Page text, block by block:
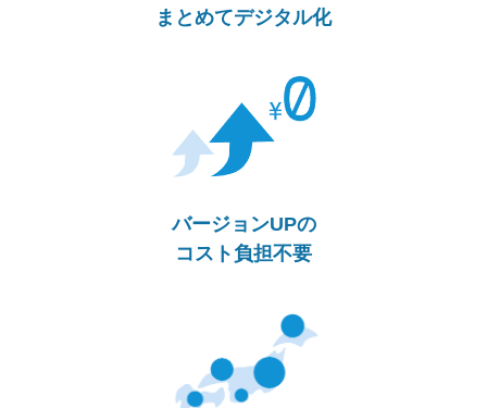
まとめてデジタル化
バージョンUPの
コスト負担不要